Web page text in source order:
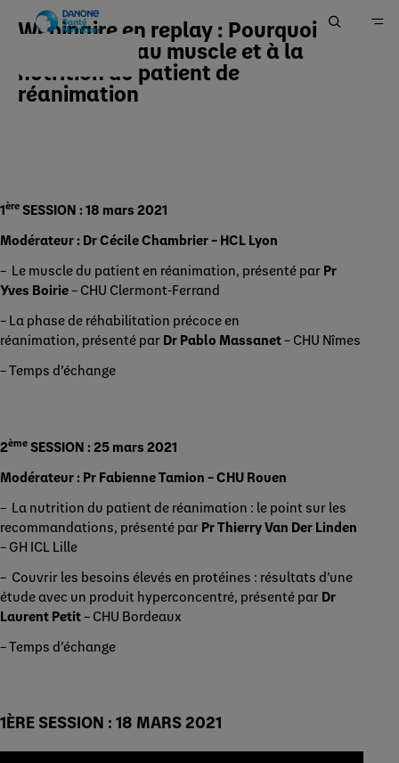
Accueil
Ma Pratique
Webinaire en replay : Pourquoi
s'intéresser au muscle et à la
nutrition du patient de
réanimation
1ère SESSION : 18 mars 2021
Modérateur : Dr Cécile Chambrier – HCL Lyon
– Le muscle du patient en réanimation, présenté par Pr
Yves Boirie– CHU Clermont-Ferrand
– La phase de réhabilitation précoce en
réanimation, présenté par Dr Pablo Massanet– CHU Nîmes
– Temps d’échange
2ème SESSION : 25 mars 2021
Modérateur : Pr Fabienne Tamion – CHU Rouen
– La nutrition du patient de réanimation : le point sur les
recommandations, présenté par Pr Thierry Van Der Linden
– GH ICL Lille
– Couvrir les besoins élevés en protéines : résultats d’une
étude avec un produit hyperconcentré, présenté par Dr
Laurent Petit– CHU Bordeaux
– Temps d’échange
1ÈRE SESSION : 18 MARS 2021